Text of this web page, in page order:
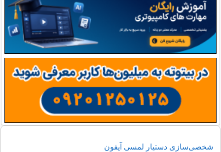
شخصی‌سازی دستیار لمسی آیفون